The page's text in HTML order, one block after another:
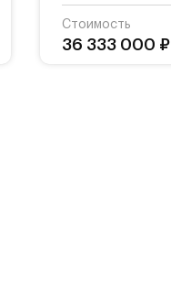
Стоимость
36 333 000 ₽